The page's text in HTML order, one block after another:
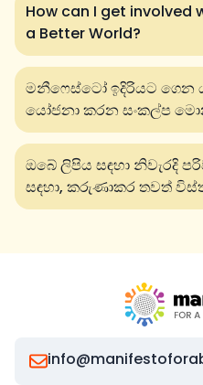
How can I get involved
a Better World?
මනීෆෙස්ටෝ ඉදිරියට ගෙන
යෝජනා කරන සංකල්ප
ඔබේ ලිපිය සඳහා නිවැරදි
සඳහා, කරුණාකර තවත්